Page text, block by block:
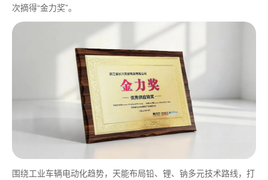
次摘得“金力奖”。
围绕工业车辆电动化趋势，天能布局铅、锂、钠多元技术路线，打